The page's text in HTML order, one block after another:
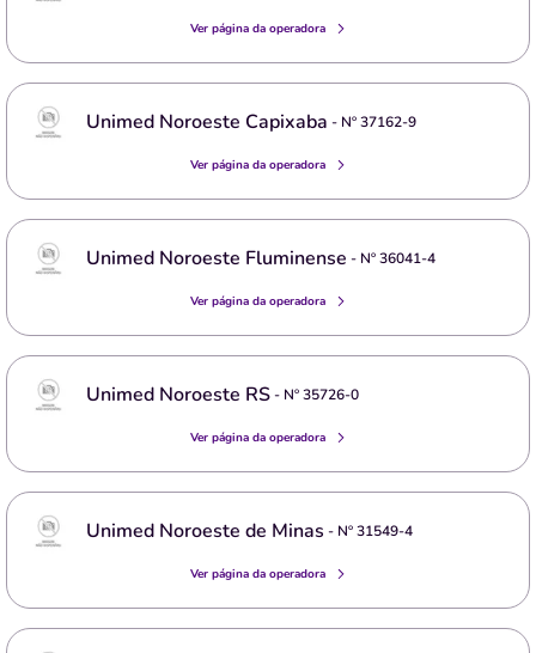
Ver página da operadora
Unimed Noroeste Capixaba - Nº37162-9
Ver página da operadora
Unimed Noroeste Fluminense - Nº36041-4
Ver página da operadora
Unimed Noroeste RS- Nº35726-0
Ver página da operadora
Unimed Noroeste de Minas - Nº31549-4
Ver página da operadora